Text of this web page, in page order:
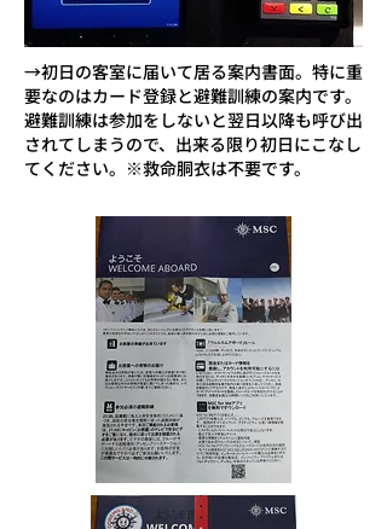
→初日の客室に届いて居る案内書面。特に重
要なのはカード登録と避難訓練の案内です。
避難訓練は参加をしないと翌日以降も呼び出
されてしまうので、出来る限り初日にこなし
てください。※救命胴衣は不要です。